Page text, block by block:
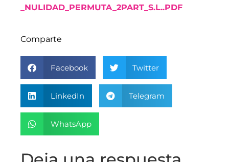
_NULIDAD_PERMUTA_2PART_S.L..PDF
Comparte
Facebook Twitter
LinkedIn Telegram
WhatsApp